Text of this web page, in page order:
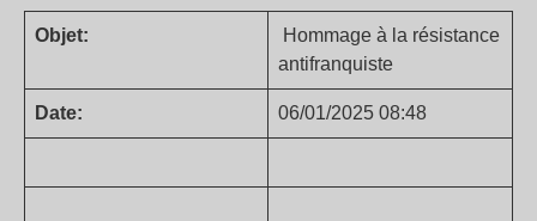
Objet:
Hommage à la résistance
antifranquiste
Date: 06/01/2025 08:48